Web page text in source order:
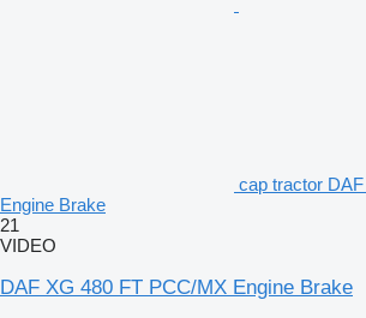
cap tractor
Engine Brake
21
VIDEO
DAF XG 480 FT PCC/MX Engine Brake